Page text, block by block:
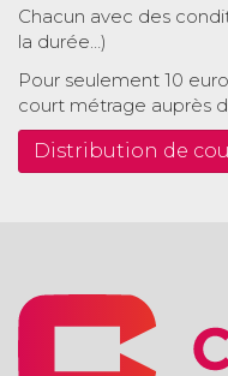
Chacun avec des
la durée…)
Pour seulement 10
court métrage auprès
Distribution de